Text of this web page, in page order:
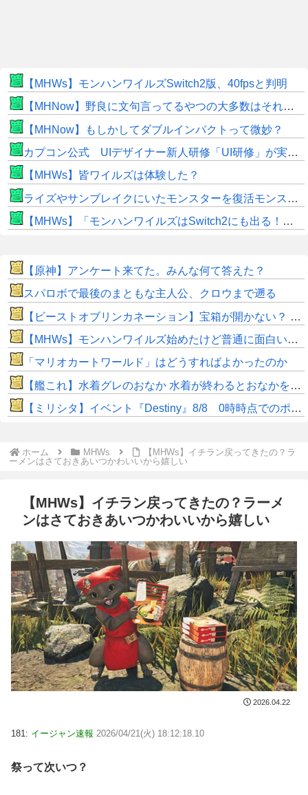
【MHWs】モンハンワイルズSwitch2版、40fpsと判明
【MHNow】野良に文句言ってるやつの大多数はそれしてないだけの雑魚だから聞く耳持つだけムダよ
【MHNow】もしかしてダブルインパクトって微妙？
カプコン公式 UIデザイナー新人研修「UI研修」が実装まで進みました！
【MHWs】皆ワイルズは体験した？
ライズやサンブレイクにいたモンスターを復活モンスターと呼ぶのはやめよう
【MHWs】「モンハンワイルズはSwitch2にも出る！」👈こいつにかけたい言葉ｗｗｗｗｗｗｗｗｗ
【原神】アンケート来てた。みんな何て答えた？
スパロボで最後のまともな主人公、クロウまで遡る
【ビーストオブリンカネーション】宝箱が開かない？ パスワードやマップ仕様に不満
【MHWs】モンハンワイルズ始めたけど普通に面白いじゃん
「マリオカートワールド」はどうすればよかったのか
【艦これ】水着グレのおなか 水着が終わるとおなかを隠してしまうから今のうちに堪能しておく 他
【ミリシタ】イベント『Destiny』8/8 0時時点でのポイント、ハイスコアのボーダー
ホーム MHWs
【MHWs】イチラン戻ってきたの？ラ
ーメンはさておきあいつかわいいから嬉しい
【MHWs】イチラン戻ってきたの？ラーメ
ンはさておきあいつかわいいから嬉しい
2026.04.22
181: イージャン速報 2026/04/21(火) 18:12:18.10
祭って次いつ？